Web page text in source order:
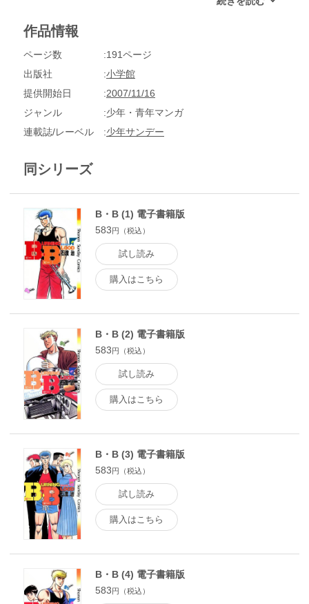
の無人島に向かう。きたるべき対決の日を前に、血の出るよう
作品情報
ページ数
191ページ
出版社
小学館
提供開始日
2007/11/16
ジャンル
少年・青年マンガ
連載誌/レーベル
少年サンデー
同シリーズ
B・B (1) 電子書籍版
583円（税込）
試し読み
購入はこちら
B・B (2) 電子書籍版
583円（税込）
試し読み
購入はこちら
B・B (3) 電子書籍版
583円（税込）
試し読み
購入はこちら
B・B (4) 電子書籍版
583円（税込）